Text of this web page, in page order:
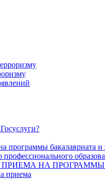
программы бакалавриата и
НА ПРОГРАММЫ
приема